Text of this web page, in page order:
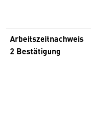
Arbeitszeitnachweis
2 Bestätigung